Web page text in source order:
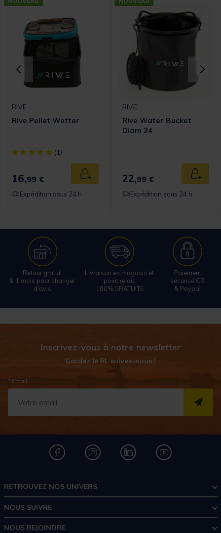
panier
RIVE
Rive Pellet Wetter
[object Object] out of 5 Customer Rating
(1)
16,99 € Ajouter au panier
Expédition sous 24 h
RIVE
Rive Water Bucket
Diam 24
22,99 €
Expédition sous 24 h
Retour gratuit
& 1 mois pour changer
d'avis
Livraison en magasin et
point relais
100% GRATUITE
Paiement
sécurisé CB
& Paypal
Inscrivez-vous à notre newsletter
Gardez le fil, suivez-nous !
* Email
RETROUVEZ NOS UNIVERS
NOUS SUIVRE
NOUS REJOINDRE